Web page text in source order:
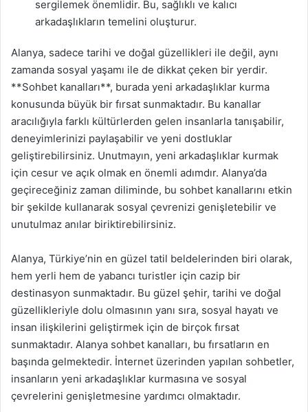
sergilemek önemlidir. Bu, sağlıklı ve kalıcı
arkadaşlıkların temelini oluşturur.
Alanya, sadece tarihi ve doğal güzellikleri ile değil, aynı
zamanda sosyal yaşamı ile de dikkat çeken bir yerdir.
**Sohbet kanalları**, burada yeni arkadaşlıklar kurma
konusunda büyük bir fırsat sunmaktadır. Bu kanallar
aracılığıyla farklı kültürlerden gelen insanlarla tanışabilir,
deneyimlerinizi paylaşabilir ve yeni dostluklar
geliştirebilirsiniz. Unutmayın, yeni arkadaşlıklar kurmak
için cesur ve açık olmak en önemli adımdır. Alanya’da
geçireceğiniz zaman diliminde, bu sohbet kanallarını etkin
bir şekilde kullanarak sosyal çevrenizi genişletebilir ve
unutulmaz anılar biriktirebilirsiniz.
Alanya, Türkiye’nin en güzel tatil beldelerinden biri olarak,
hem yerli hem de yabancı turistler için cazip bir
destinasyon sunmaktadır. Bu güzel şehir, tarihi ve doğal
güzellikleriyle dolu olmasının yanı sıra, sosyal hayatı ve
insan ilişkilerini geliştirmek için de birçok fırsat
sunmaktadır. Alanya sohbet kanalları, bu fırsatların en
başında gelmektedir. İnternet üzerinden yapılan sohbetler,
insanların yeni arkadaşlıklar kurmasına ve sosyal
çevrelerini genişletmesine yardımcı olmaktadır.